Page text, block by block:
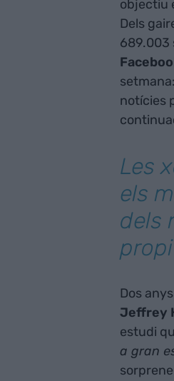
objectiu
Dels
689.003
notícies
Les
els
dels
propi
Dos
Jeffrey
estudi
a gran